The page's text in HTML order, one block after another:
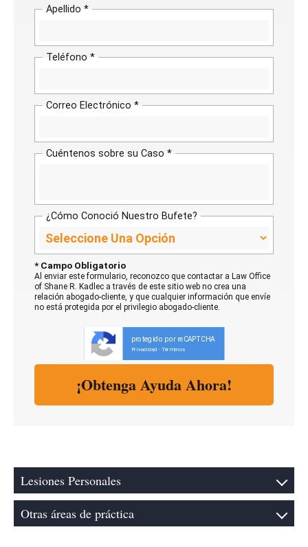
Apellido *
Teléfono *
Correo Electrónico *
Cuéntenos sobre su Caso *
¿Cómo Conoció Nuestro Bufete?
* Campo Obligatorio
Al enviar este formulario, reconozco que contactar a Law Office
of Shane R. Kadlec a través de este sitio web no crea una
relación abogado-cliente, y que cualquier información que envíe
no está protegida por el privilegio abogado-cliente.
protegido por reCAPTCHA
Privacidad - Términos
Lesiones Personales
Otras áreas de práctica